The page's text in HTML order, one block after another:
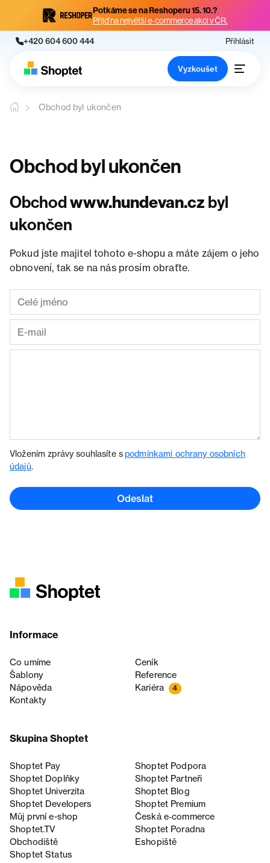
Potkáme se na Reshoperu 15. 10.?
Přijď na největší e-commerce akci v ČR.
+420 604 600 444 Přihlásit
Vyzkoušet
Obchod byl ukončen
Obchod byl ukončen
Obchodwww.hundevan.cz byl
ukončen
Pokud jste majitel tohoto e-shopu a máte zájem o jeho
obnovení, tak se na nás prosím obraťte.
Vložením zprávy souhlasíte spodmínkami ochrany osobních
údajů.
Odeslat
Informace
Co umíme
Ceník
Šablony
Reference
Nápověda
Kariéra 4
Kontakty
Skupina Shoptet
Shoptet Pay
Shoptet Podpora
Shoptet Doplňky
Shoptet Partneři
Shoptet Univerzita
Shoptet Blog
Shoptet Developers
Shoptet Premium
Můj první e-shop
Česká e‑commerce
Shoptet.TV
Shoptet Poradna
Obchodiště
Eshopiště
Shoptet Status